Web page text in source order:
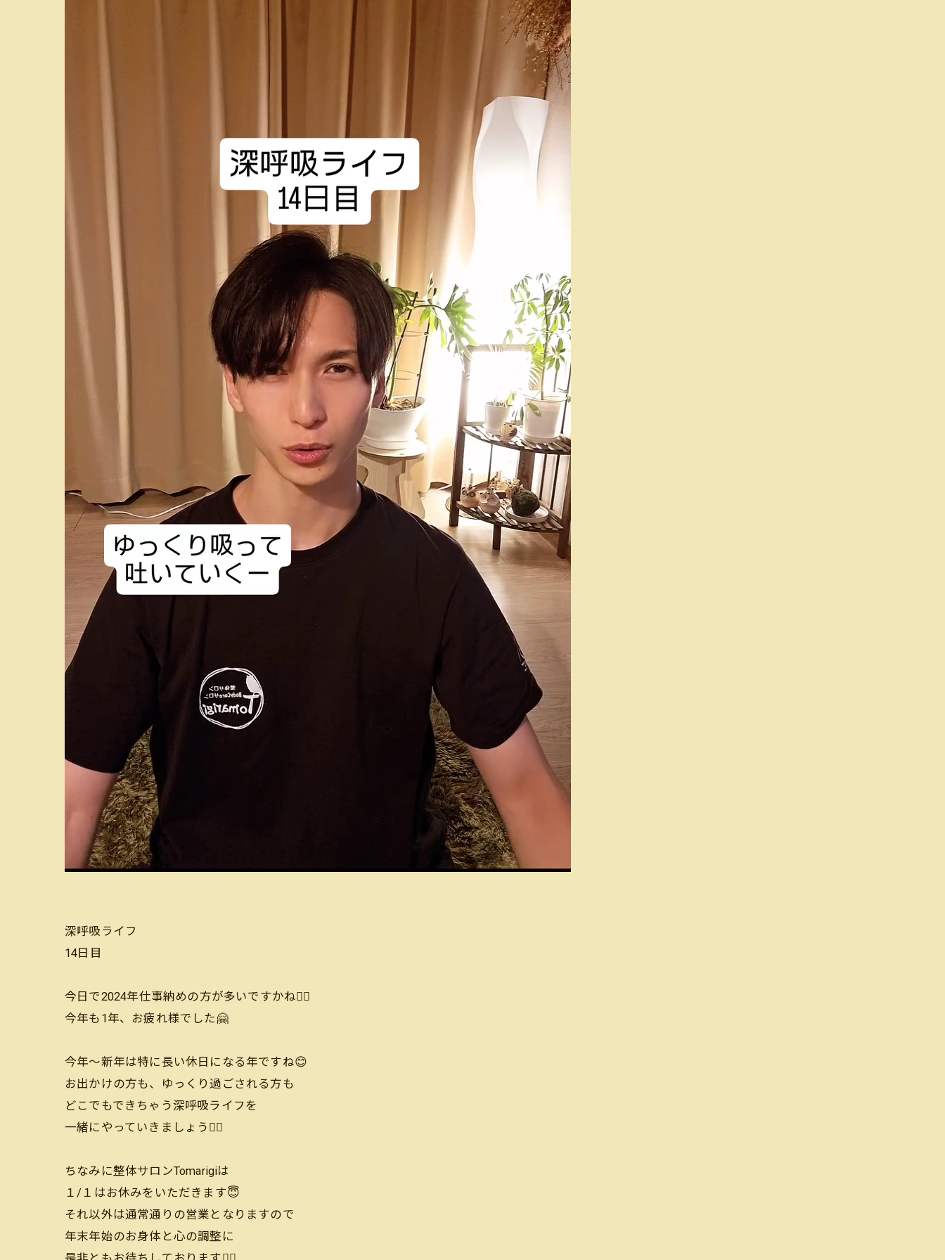
深呼吸ライフ
14日目
今日で2024年仕事納めの方が多いですかね🙆‍♂️
今年も1年、お疲れ様でした🤗
今年〜新年は特に長い休日になる年ですね😊
お出かけの方も、ゆっくり過ごされる方も
どこでもできちゃう深呼吸ライフを
一緒にやっていきましょう🙆‍♂️
ちなみに整体サロンTomarigiは
１/１はお休みをいただきます😇
それ以外は通常通りの営業となりますので
年末年始のお身体と心の調整に